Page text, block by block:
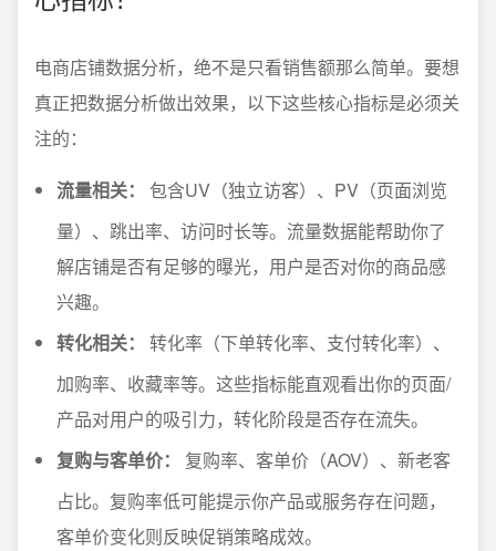
电商店铺数据分析，绝不是只看销售额那么简单。要想
真正把数据分析做出效果，以下这些核心指标是必须关
注的：
流量相关：
包含UV（独立访客）、PV（页面浏览
量）、跳出率、访问时长等。流量数据能帮助你了
解店铺是否有足够的曝光，用户是否对你的商品感
兴趣。
转化相关：
转化率（下单转化率、支付转化率）、
加购率、收藏率等。这些指标能直观看出你的页面/
产品对用户的吸引力，转化阶段是否存在流失。
复购与客单价：
复购率、客单价（AOV）、新老客
占比。复购率低可能提示你产品或服务存在问题，
客单价变化则反映促销策略成效。